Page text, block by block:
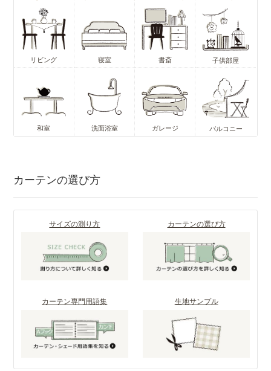
リビング 寝室 書斎 子供部屋
和室 洗面浴室 ガレージ バルコニー
カーテンの選び方
サイズの測り方 カーテンの選び方
カーテン専門用語集 生地サンプル